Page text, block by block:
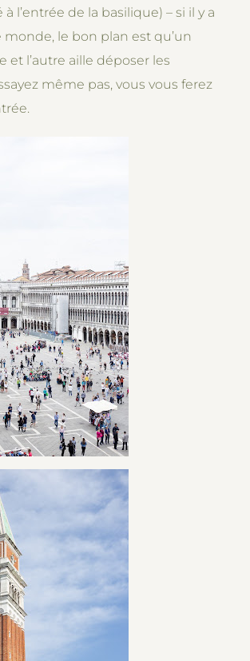
l’entrée de la basilique) – si il y a
le bon plan est qu’un
et l’autre aille déposer les
même pas, vous vous ferez